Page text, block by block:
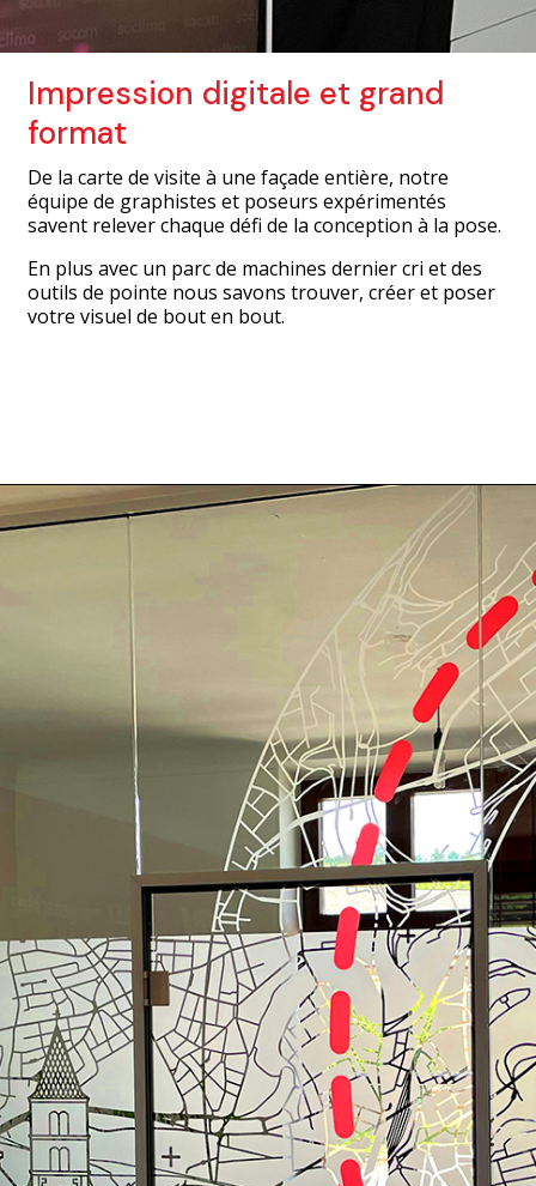
Impression digitale et grand
format
De la carte de visite à une façade entière, notre
équipe de graphistes et poseurs expérimentés
savent relever chaque défi de la conception à la pose.
En plus avec un parc de machines dernier cri et des
outils de pointe nous savons trouver, créer et poser
votre visuel de bout en bout.